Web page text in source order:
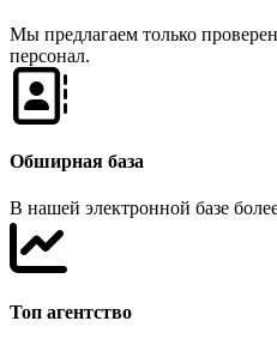
Мы предлагаем только
персонал.
Обширная база
В нашей электронной базе
Топ агентство